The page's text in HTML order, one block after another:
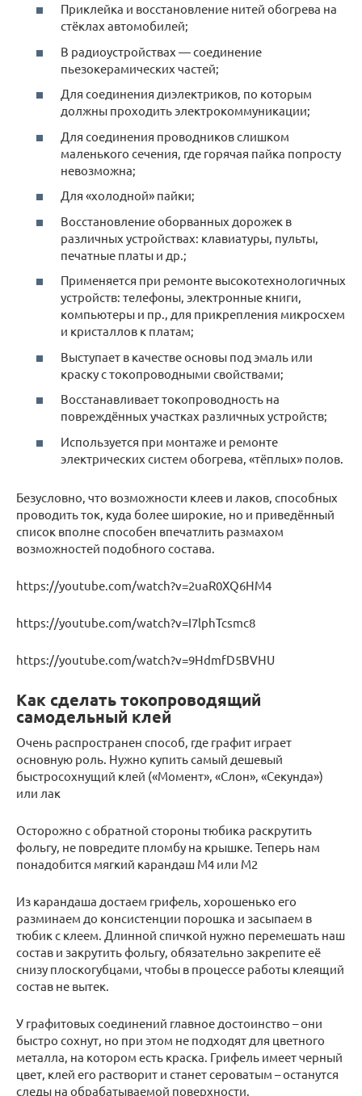
Приклейка и восстановление нитей обогрева на
стёклах автомобилей;
В радиоустройствах — соединение
пьезокерамических частей;
Для соединения диэлектриков, по которым
должны проходить электрокоммуникации;
Для соединения проводников слишком
маленького сечения, где горячая пайка попросту
невозможна;
Для «холодной» пайки;
Восстановление оборванных дорожек в
различных устройствах: клавиатуры, пульты,
печатные платы и др.;
Применяется при ремонте высокотехнологичных
устройств: телефоны, электронные книги,
компьютеры и пр., для прикрепления микросхем
и кристаллов к платам;
Выступает в качестве основы под эмаль или
краску с токопроводными свойствами;
Восстанавливает токопроводность на
повреждённых участках различных устройств;
Используется при монтаже и ремонте
электрических систем обогрева, «тёплых» полов.
Безусловно, что возможности клеев и лаков, способных
проводить ток, куда более широкие, но и приведённый
список вполне способен впечатлить размахом
возможностей подобного состава.
https://youtube.com/watch?v=2uaR0XQ6HM4
https://youtube.com/watch?v=I7lphTcsmc8
https://youtube.com/watch?v=9HdmfD5BVHU
Как сделать токопроводящий
самодельный клей
Очень распространен способ, где графит играет
основную роль. Нужно купить самый дешевый
быстросохнущий клей («Момент», «Слон», «Секунда»)
или лак
Осторожно с обратной стороны тюбика раскрутить
фольгу, не повредите пломбу на крышке. Теперь нам
понадобится мягкий карандаш М4 или М2
Из карандаша достаем грифель, хорошенько его
разминаем до консистенции порошка и засыпаем в
тюбик с клеем. Длинной спичкой нужно перемешать наш
состав и закрутить фольгу, обязательно закрепите её
снизу плоскогубцами, чтобы в процессе работы клеящий
состав не вытек.
У графитовых соединений главное достоинство – они
быстро сохнут, но при этом не подходят для цветного
металла, на котором есть краска. Грифель имеет черный
цвет, клей его растворит и станет сероватым – останутся
следы на обрабатываемой поверхности.